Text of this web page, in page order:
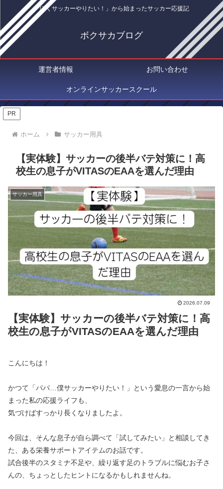
「ぼくサッカーやりたい！」から始まったサッカー応援記
ボクサカブログ
運営者情報 お問い合わせ
オンラインサッカースクール
PR
ホーム サッカー用具
【実体験】サッカーの後半バテ対策に！高
校生の息子がVITASのEAAを選んだ理由
サッカー用具
2026.07.09
【実体験】サッカーの後半バテ対策に！高
校生の息子がVITASのEAAを選んだ理由
こんにちは！
かつて「パパ…僕サッカーやりたい！」という愛息の一言から始
まった私の応援ライフも、
気づけばすっかり長くなりましたよ。
今回は、そんな息子が自ら調べて「試してみたい」と相談してき
た、ある栄養サポートアイテムのお話です。
試合後半のスタミナ不足や、繰り返す足のトラブルに悩むお子さ
んの、ちょっとしたヒントになるかもしれませんね。